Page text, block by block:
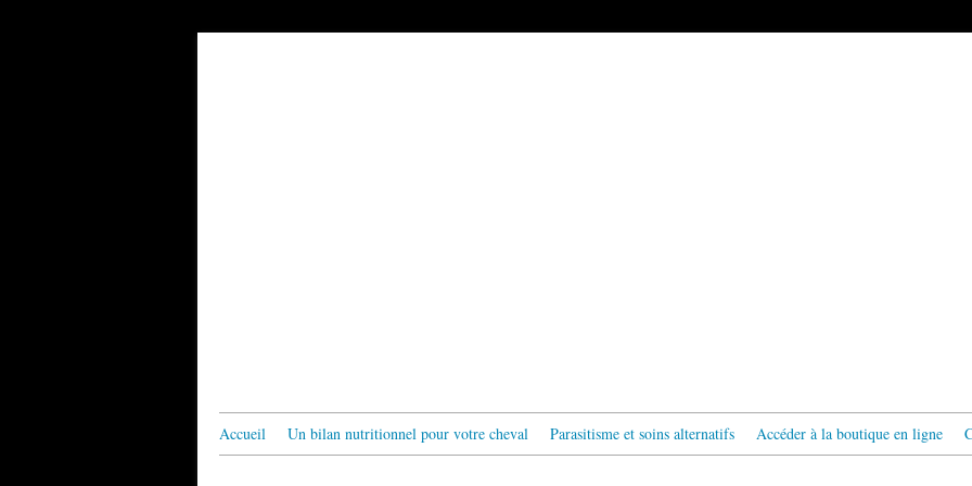
Accueil Un bilan nutritionnel pour votre cheval Parasitisme et soins alternatifs Accéder à la boutique en ligne